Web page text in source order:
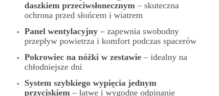
daszkiem przeciwsłonecznym – skuteczna
ochrona przed słońcem i wiatrem
Panel wentylacyjny – zapewnia swobodny
przepływ powietrza i komfort podczas spacerów
Pokrowiec na nóżki w zestawie – idealny na
chłodniejsze dni
System szybkiego wypięcia jednym
przyciskiem – łatwe i wygodne odpinanie